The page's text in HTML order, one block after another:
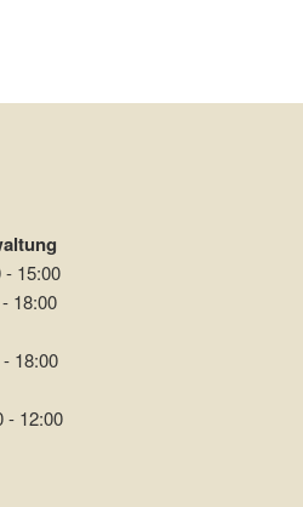
- 15:00
18:00
18:00
- 12:00